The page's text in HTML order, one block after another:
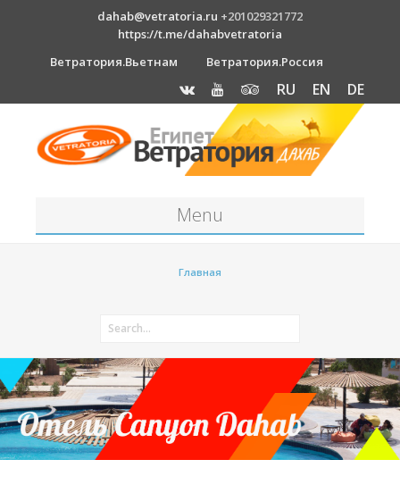
dahab@vetratoria.ru +201029321772
https://t.me/dahabvetratoria
Ветратория.Вьетнам
Ветратория.Россия
RU EN DE
Menu
Как к нам добраться?
Прогноз погоды
Оборудование
Главная